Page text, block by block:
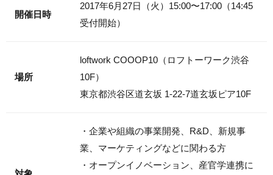
開催日時
2017年6月27日（火）15:00〜17:00（14:45
受付開始）
場所
loftwork COOOP10（ロフトーワーク渋谷
10F）
東京都渋谷区道玄坂 1-22-7道玄坂ピア10F
・企業や組織の事業開発、R&D、新規事
業、マーケティングなどに関わる方
・オープンイノベーション、産官学連携に